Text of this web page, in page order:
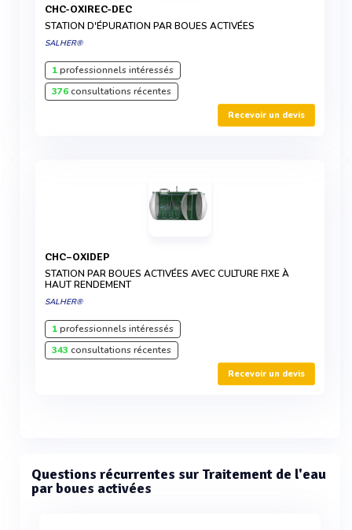
CHC-OXIREC-DEC
STATION D'ÉPURATION PAR BOUES ACTIVÉES
SALHER®
1professionnels intéressés
376consultations récentes
Recevoir un devis
CHC–OXIDEP
STATION PAR BOUES ACTIVÉES AVEC CULTURE FIXE À
HAUT RENDEMENT
SALHER®
1professionnels intéressés
343 consultations récentes
Recevoir un devis
Questions récurrentes sur Traitement de l'eau
par boues activées